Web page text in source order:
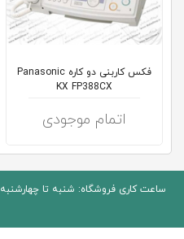
فکس کاربنی دو کاره Panasonic
KX FP388CX
اتمام موجودی
ساعت کاری فروشگاه: شنبه تا چهارشنبه 10 الی 18 پنجشنبه 10 الی 15